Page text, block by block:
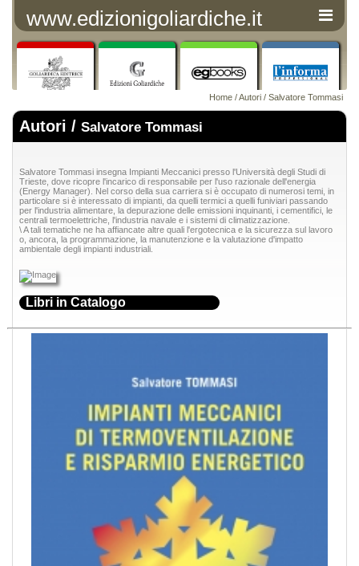
www.edizionigoliardiche.it
Home /Autori / Salvatore Tommasi
Autori / Salvatore Tommasi
Salvatore Tommasi insegna Impianti Meccanici presso l'Università degli Studi di
Trieste, dove ricopre l'incarico di responsabile per l'uso razionale dell'energia
(Energy Manager). Nel corso della sua carriera si è occupato di numerosi temi, in
particolare si è interessato di impianti, da quelli termici a quelli funiviari passando
per l'industria alimentare, la depurazione delle emissioni inquinanti, i cementifici, le
centrali termoelettriche, l'industria navale e i sistemi di climatizzazione.
\ A tali tematiche ne ha affiancate altre quali l'ergotecnica e la sicurezza sul lavoro
o, ancora, la programmazione, la manutenzione e la valutazione d'impatto
ambientale degli impianti industriali.
Libri in Catalogo